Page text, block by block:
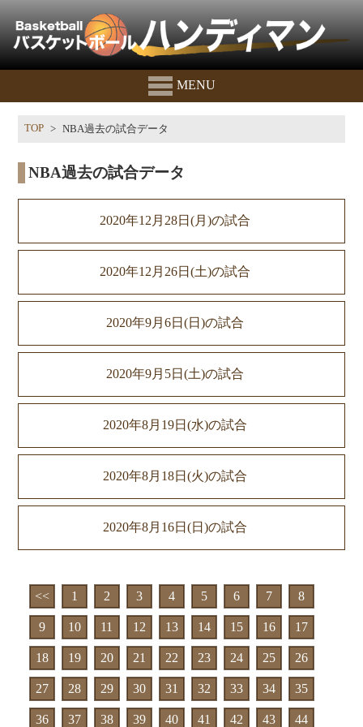
MENU
TOP NBA過去の試合データ
NBA過去の試合データ
2020年12月28日(月)の試合
2020年12月26日(土)の試合
2020年9月6日(日)の試合
2020年9月5日(土)の試合
2020年8月19日(水)の試合
2020年8月18日(火)の試合
2020年8月16日(日)の試合
<< 1 2 3 4 5 6 7 8
9 10 11 12 13 14 15 16 17
18 19 20 21 22 23 24 25 26
27 28 29 30 31 32 33 34 35
36 37 38 39 40 41 42 43 44